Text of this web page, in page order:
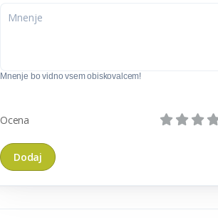
Mnenje bo vidno vsem obiskovalcem!
Ocena